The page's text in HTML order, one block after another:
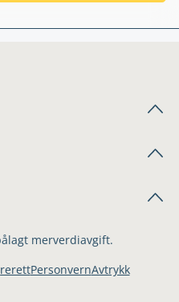
merverdiavgift.
PersonvernAvtrykk